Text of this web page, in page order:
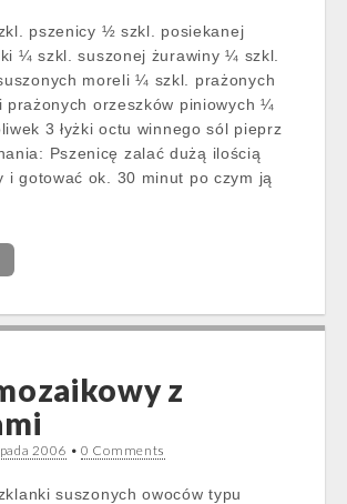
pszenicy ½ szkl. posiekanej
¼ szkl. suszonej żurawiny ¼ szkl.
moreli ¼ szkl. prażonych
prażonych orzeszków piniowych ¼
3 łyżki octu winnego sól pieprz
Pszenicę zalać dużą ilością
i gotować ok. 30 minut po czym ją
z
2006 •0 Comments
suszonych owoców typu